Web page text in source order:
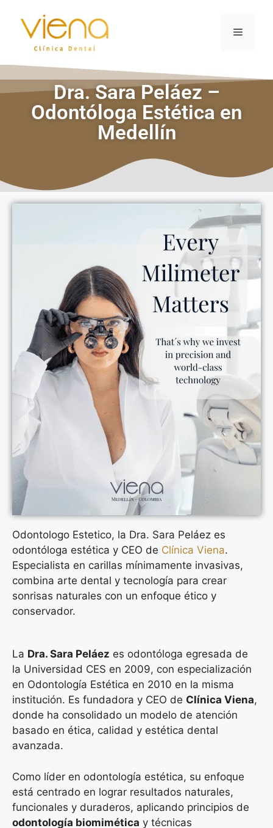
Dra. Sara Peláez –
Odontóloga Estética en
Medellín
Odontologo Estetico, la Dra. Sara Peláez es
odontóloga estética y CEO de Clínica Viena.
Especialista en carillas mínimamente invasivas,
combina arte dental y tecnología para crear
sonrisas naturales con un enfoque ético y
conservador.
La Dra. Sara Peláez es odontóloga egresada de
la Universidad CES en 2009, con especialización
en Odontología Estética en 2010 en la misma
institución. Es fundadora y CEO de Clínica Viena,
donde ha consolidado un modelo de atención
basado en ética, calidad y estética dental
avanzada.
Como líder en odontología estética, su enfoque
está centrado en lograr resultados naturales,
funcionales y duraderos, aplicando principios de
odontología biomimética y técnicas